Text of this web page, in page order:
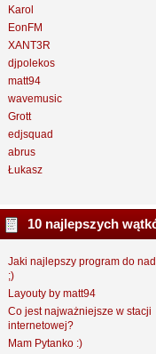
Karol
EonFM
XANT3R
djpolekos
matt94
wavemusic
Grott
edjsquad
abrus
Łukasz
10 najlepszych
Jaki najlepszy program do
;)
Layouty by matt94
Co jest najważniejsze w stacji
internetowej?
Mam Pytanko :)